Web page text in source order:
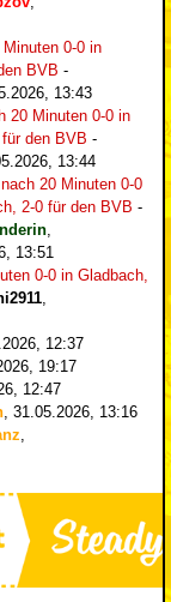
Minuten 0-0 in
BVB -
13:43
20 Minuten 0-0 in
den BVB -
13:44
nach 20 Minuten 0-0
2-0 für den BVB -
13:51
0-0 in Gladbach,
12:37
19:17
12:47
31.05.2026, 13:16